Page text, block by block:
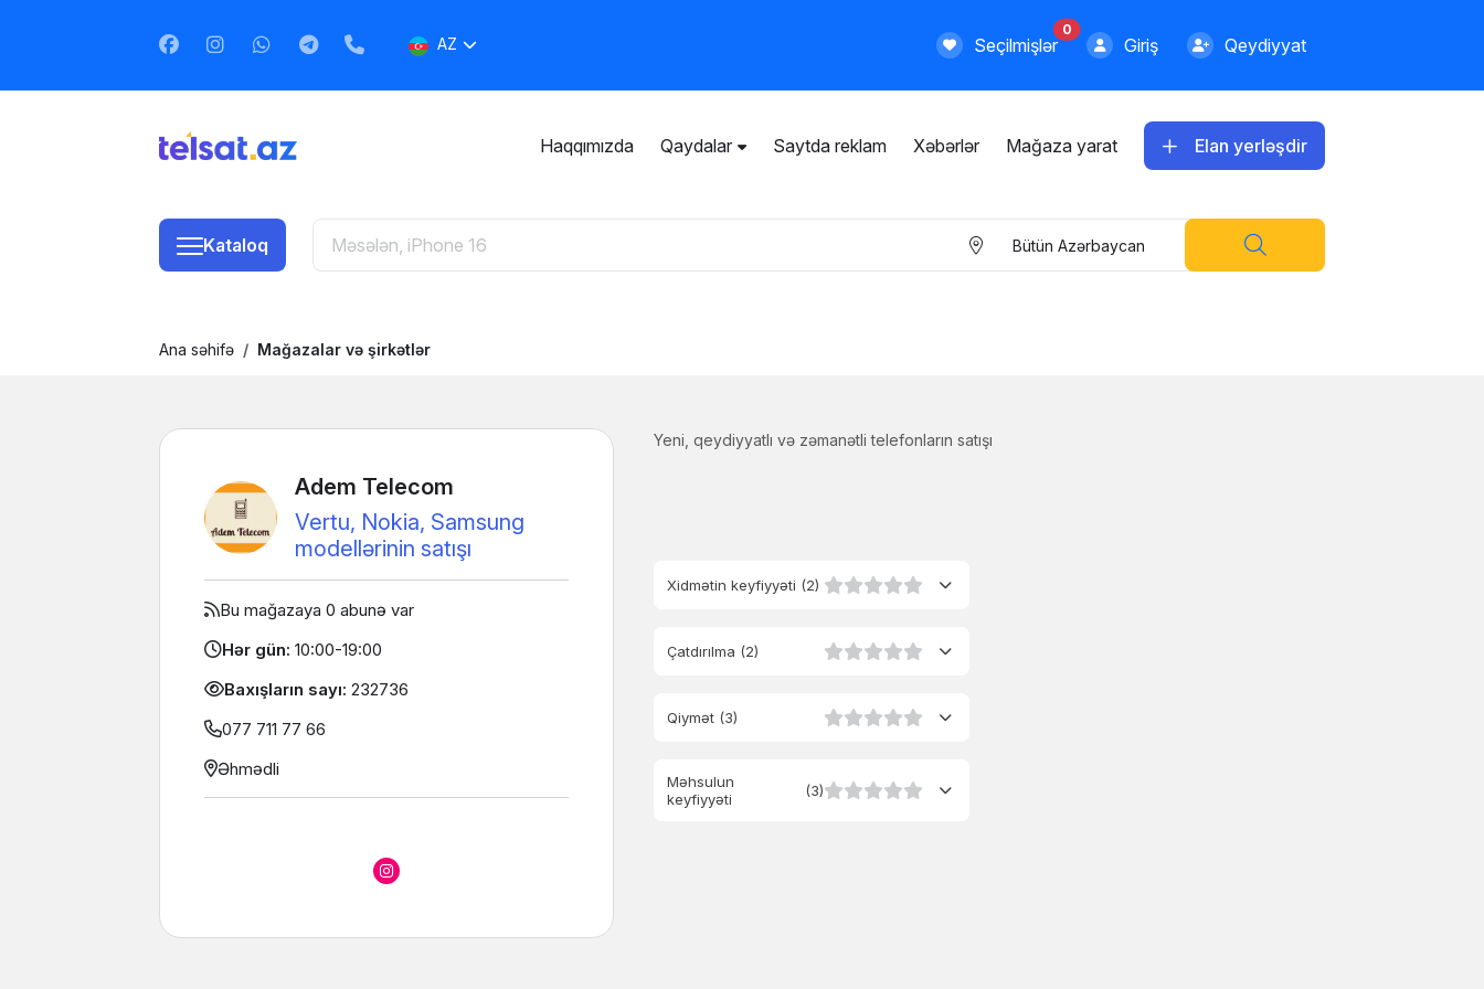
AZ Seçilmişlər
0
Giriş Qeydiyyat
Haqqımızda Qaydalar Saytda reklam Xəbərlər Mağaza yarat Elan yerləşdir
Kataloq Bütün Azərbaycan
Ana səhifə Mağazalar və şirkətlər
Adem Telecom
Vertu, Nokia, Samsung
modellərinin satışı
Bu mağazaya 0 abunə var
Hər gün: 10:00-19:00
Baxışların sayı: 232736
077 711 77 66
Əhmədli
Yeni, qeydiyyatlı və zəmanətli telefonların satışı
Xidmətin keyfiyyəti (2)
Çatdırılma (2)
Qiymət (3)
Məhsulun
keyfiyyəti
(3)